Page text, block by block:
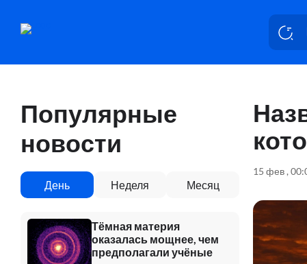
Популярные
новости
День Неделя Месяц
Тёмная материя
оказалась мощнее, чем
предполагали учёные
15 фев ,